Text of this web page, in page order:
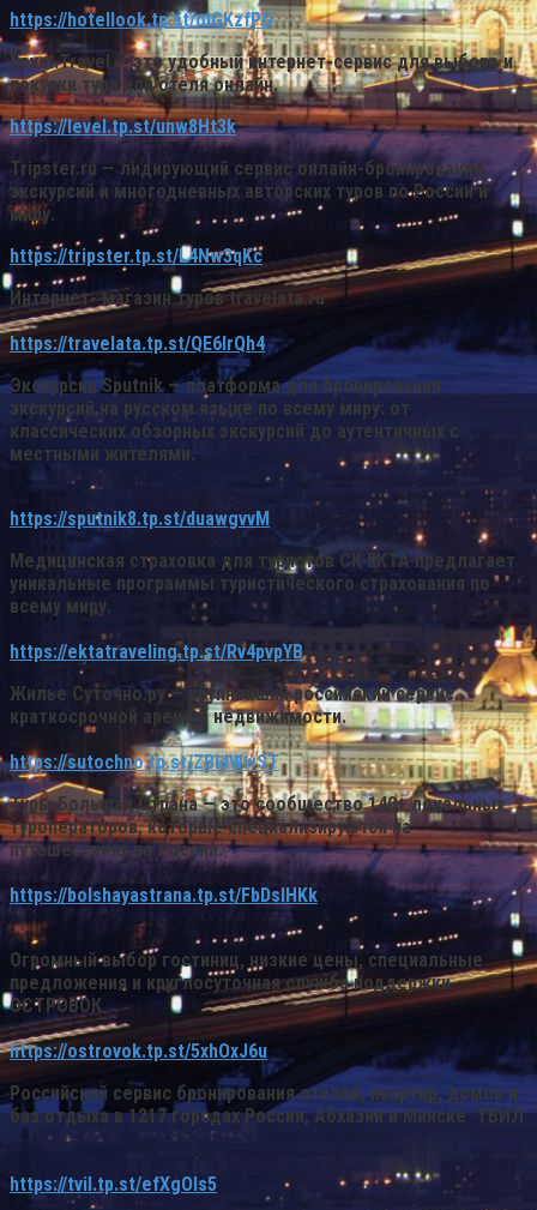
https://hotellook.tp.st/oIGKzfPG
Level.Travel — это удобный интернет-сервис для выбора и
покупки тура или отеля онлайн.
https://level.tp.st/unw8Ht3k
Tripster.ru— лидирующий сервис онлайн-бронирования
экскурсий и многодневных авторских туров по России и
миру.
https://tripster.tp.st/L4Nw3qKc
Интернет- магазин туровtravelata.ru
https://travelata.tp.st/QE6IrQh4
ЭкскурсииSputnik— платформа для бронирования
экскурсий на русском языке по всему миру: от
классических обзорных экскурсий до аутентичных с
местными жителями.
https://sputnik8.tp.st/duawgvvM
Медицинская страховка для туристов СК ЕКТАпредлагает
уникальные программы туристического страхования по
всему миру.
https://ektatraveling.tp.st/Rv4pvpYB
Жилье Суточно.ру— крупнейший российский сервис
краткосрочной аренды недвижимости.
https://sutochno.tp.st/ZBIdWwST
ТурыБольшая Страна— это сообщество 140+ локальных
туроператоров, которые специализируются на
путешествиях по России.
https://bolshayastrana.tp.st/FbDslHKk
Огромный выбор гостиниц, низкие цены, специальные
предложения и круглосуточная служба поддержки
ОСТРОВОК
https://ostrovok.tp.st/5xhOxJ6u
Российский сервис бронирования отелей, квартир, домов и
баз отдыха в 1217 городах России, Абхазии и МинскеТВИЛ
https://tvil.tp.st/efXgOls5